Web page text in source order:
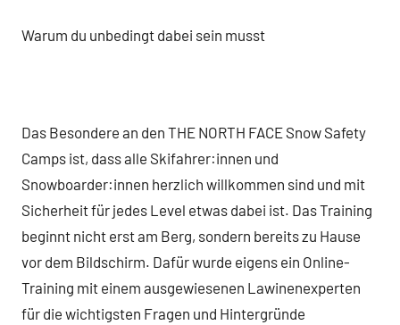
Warum du unbedingt dabei sein musst
Das Besondere an den THE NORTH FACE Snow Safety
Camps ist, dass alle Skifahrer:innen und
Snowboarder:innen herzlich willkommen sind und mit
Sicherheit für jedes Level etwas dabei ist. Das Training
beginnt nicht erst am Berg, sondern bereits zu Hause
vor dem Bildschirm. Dafür wurde eigens ein Online-
Training mit einem ausgewiesenen Lawinenexperten
für die wichtigsten Fragen und Hintergründe